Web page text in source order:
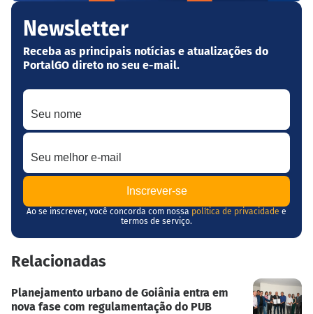
Newsletter
Receba as principais notícias e atualizações do
PortalGO direto no seu e-mail.
Seu nome
Seu melhor e-mail
Ao se inscrever, você concorda com nossa política de privacidade e
termos de serviço.
Relacionadas
Planejamento urbano de Goiânia entra em
nova fase com regulamentação do PUB